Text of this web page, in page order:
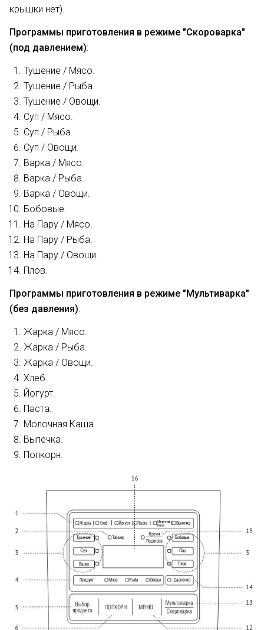
крышки нет).
Программы приготовления в режиме "Скороварка"
(под давлением):
Тушение / Мясо.
Тушение / Рыба.
Тушение / Овощи.
Суп / Мясо.
Суп / Рыба.
Суп / Овощи.
Варка / Мясо.
Варка / Рыба.
Варка / Овощи.
Бобовые.
На Пару / Мясо.
На Пару / Рыба.
На Пару / Овощи.
Плов.
Программы приготовления в режиме "Мультиварка"
(без давления):
Жарка / Мясо.
Жарка / Рыба.
Жарка / Овощи.
Хлеб.
Йогурт.
Паста.
Молочная Каша.
Выпечка.
Попкорн.